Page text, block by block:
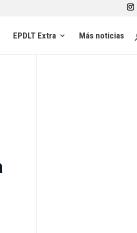
EPDLT Extra Más noticias